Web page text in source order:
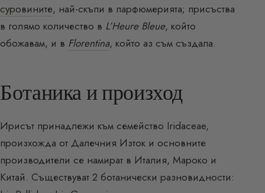
суровините, най-скъпи в парфюмерията; присъства
в голямо количество в L’Heure Bleue, който
обожавам, и в Florentina, който аз съм създала.
Ботаника и произход
Ирисът принадлежи към семейство Iridaceae,
произхожда от Далечния Изток и основните
производители се намират в Италия, Мароко и
Китай. Съществуват 2 ботанически разновидности: